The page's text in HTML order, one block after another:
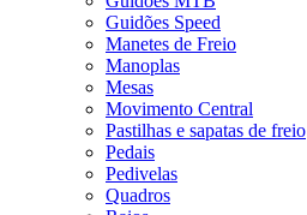
Guidões Speed
Manetes de Freio
Manoplas
Mesas
Movimento Central
Pastilhas e sapatas de freio
Pedais
Pedivelas
Quadros